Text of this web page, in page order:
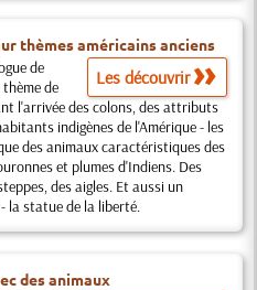
thèmes américains anciens
Les découvrir
de
de
l'arrivée des colons, des attributs
indigènes de l'Amérique - les
des animaux caractéristiques des
et plumes d'Indiens. Des
des aigles. Et aussi un
la statue de la liberté.
des animaux